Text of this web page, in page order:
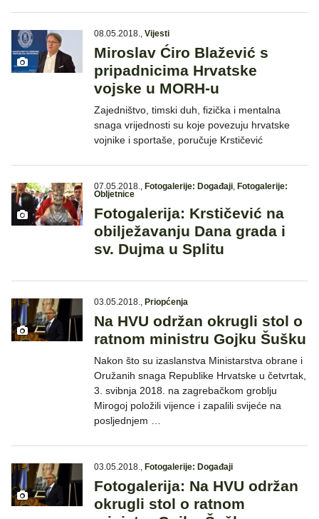
08.05.2018., Vijesti
Miroslav Ćiro Blažević s
pripadnicima Hrvatske
vojske u MORH-u
Zajedništvo, timski duh, fizička i mentalna
snaga vrijednosti su koje povezuju hrvatske
vojnike i sportaše, poručuje Krstičević
07.05.2018., Fotogalerije: Događaji, Fotogalerije:
Obljetnice
Fotogalerija: Krstičević na
obilježavanju Dana grada i
sv. Dujma u Splitu
03.05.2018., Priopćenja
Na HVU održan okrugli stol o
ratnom ministru Gojku Šušku
Nakon što su izaslanstva Ministarstva obrane i
Oružanih snaga Republike Hrvatske u četvrtak,
3. svibnja 2018. na zagrebačkom groblju
Mirogoj položili vijence i zapalili svijeće na
posljednjem …
03.05.2018., Fotogalerije: Događaji
Fotogalerija: Na HVU održan
okrugli stol o ratnom